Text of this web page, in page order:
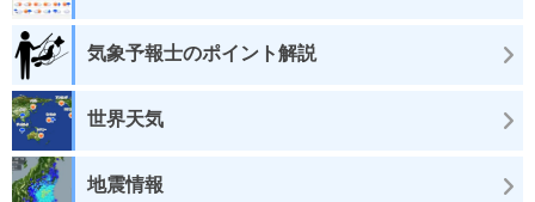
気象予報士のポイント解説
世界天気
地震情報